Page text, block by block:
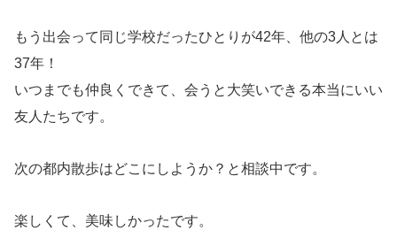
もう出会って同じ学校だったひとりが42年、他の3人とは
37年！
いつまでも仲良くできて、会うと大笑いできる本当にいい
友人たちです。
次の都内散歩はどこにしようか？と相談中です。
楽しくて、美味しかったです。